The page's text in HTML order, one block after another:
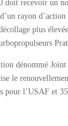
doit recevoir un
rayon d’action
plus
dénommé
le
pour l’USAF et